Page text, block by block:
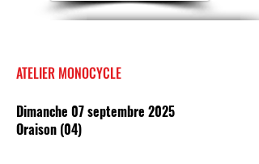
ATELIER MONOCYCLE
Dimanche 07 septembre 2025
Oraison (04)